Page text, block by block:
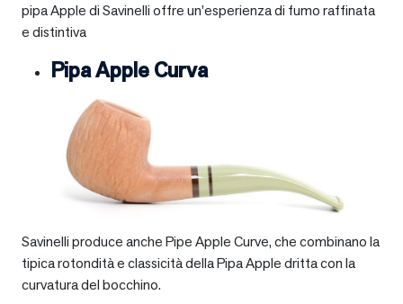
pipa Apple di Savinelli offre un’esperienza di fumo raffinata
e distintiva
Pipa Apple Curva
Savinelli produce anche Pipe Apple Curve, che combinano la
tipica rotondità e classicità della Pipa Apple dritta con la
curvatura del bocchino.